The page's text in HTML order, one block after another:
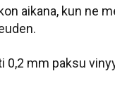
aikana, kun ne
mm paksu